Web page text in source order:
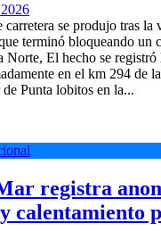
carretera se produjo tras la
terminó bloqueando un
Norte, El hecho se
en el km 294 de
Punta lobitos en la...
registra
calentamiento